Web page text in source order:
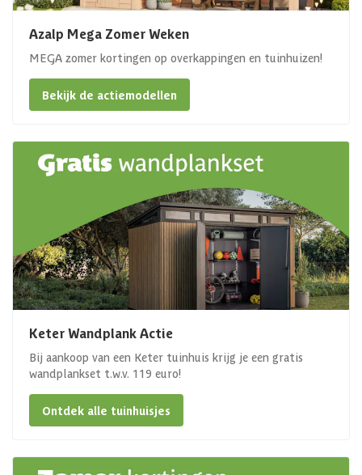
Azalp Mega Zomer Weken
MEGA zomer kortingen op overkappingen en tuinhuizen!
Bekijk de actiemodellen
Keter Wandplank Actie
Bij aankoop van een Keter tuinhuis krijg je een gratis
wandplankset t.w.v. 119 euro!
Ontdek alle tuinhuisjes